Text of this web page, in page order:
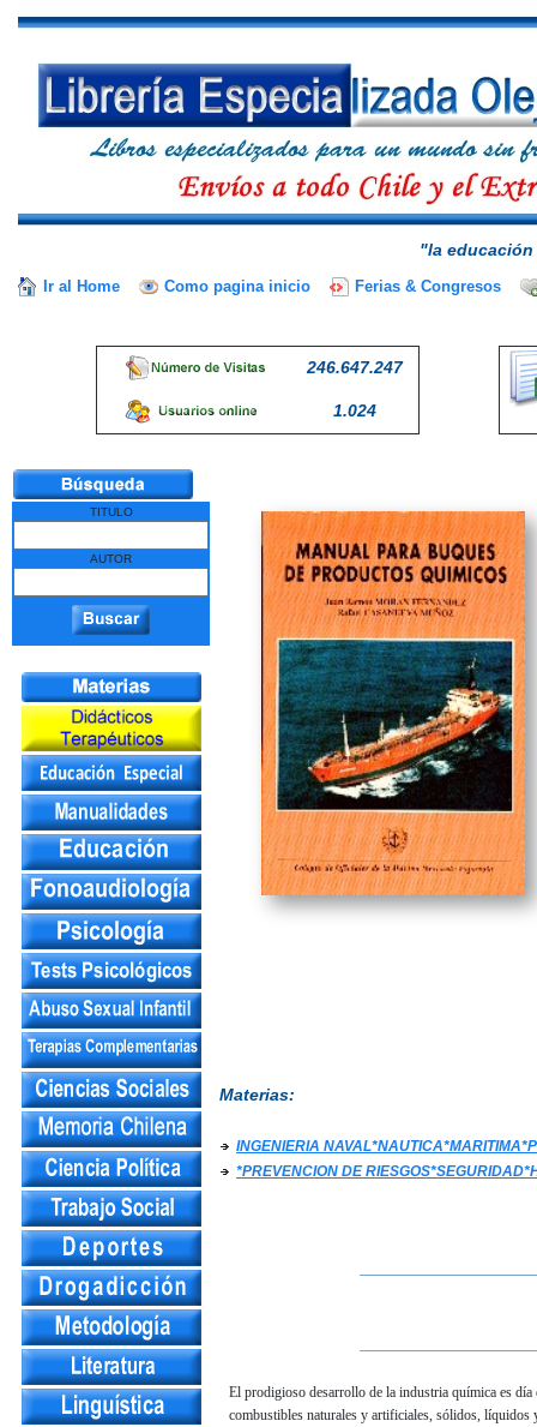
"la
Ir al Home Como pagina inicio Ferias & Congresos
246.647.247
1.024
TITULO
AUTOR
Materias:
INGENIERIA
*PREVENCION DE
El prodigioso desarrollo de la industria química es día
combustibles naturales y artificiales, sólidos, líquidos